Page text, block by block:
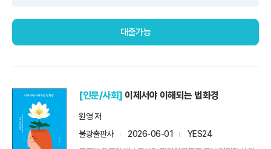
대출가능
[인문/사회] 이제서야 이해되는 법화경
원영 저
불광출판사
2026-06-01
YES24